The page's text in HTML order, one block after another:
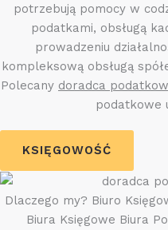
potrzebują pomocy w
podatkami, obsługą
prowadzeniu
kompleksową obsługą
Polecany doradca
podatkowe
KSIĘGOWOŚĆ
Dlaczego my? Biuro
Biura Księgowe Biura